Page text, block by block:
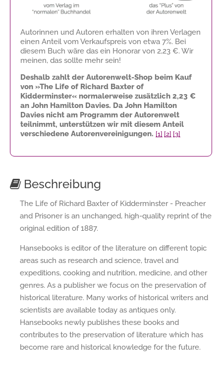
Autorinnen und Autoren erhalten von ihren Verlagen
einen Anteil vom Verkaufspreis von etwa 7%. Bei
diesem Buch wäre das ein Honorar von 2,23 €. Wir
meinen, das sollte mehr sein!
Deshalb zahlt der Autorenwelt-Shop beim Kauf
von »The Life of Richard Baxter of
Kidderminster« normalerweise zusätzlich 2,23 €
an John Hamilton Davies. Da John Hamilton
Davies nicht am Programm der Autorenwelt
teilnimmt, unterstützen wir mit diesem Anteil
verschiedene Autorenvereinigungen. [1] [2] [3]
Beschreibung
The Life of Richard Baxter of Kidderminster - Preacher
and Prisoner is an unchanged, high-quality reprint of the
original edition of 1887.
Hansebooks is editor of the literature on different topic
areas such as research and science, travel and
expeditions, cooking and nutrition, medicine, and other
genres. As a publisher we focus on the preservation of
historical literature. Many works of historical writers and
scientists are available today as antiques only.
Hansebooks newly publishes these books and
contributes to the preservation of literature which has
become rare and historical knowledge for the future.